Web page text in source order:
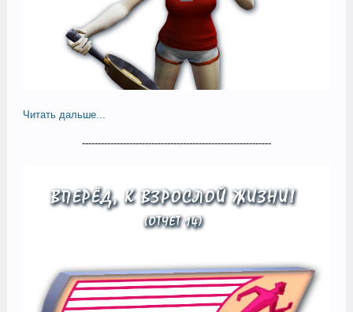
Читать дальше...
------------------------------------------------------------​